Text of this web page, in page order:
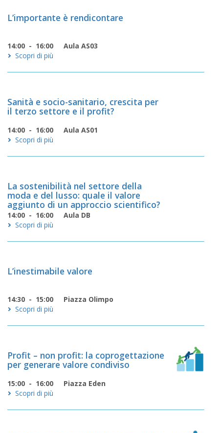
L’importante è rendicontare
14:00 - 16:00
Aula AS03
Scopri di più
Sanità e socio-sanitario, crescita per
il terzo settore e il profit?
14:00 - 16:00
Aula AS01
Scopri di più
La sostenibilità nel settore della
moda e del lusso: quale il valore
aggiunto di un approccio scientifico?
14:00 - 16:00
Aula DB
Scopri di più
L’inestimabile valore
14:30 - 15:00
Piazza Olimpo
Scopri di più
Profit – non profit: la coprogettazione
per generare valore condiviso
15:00 - 16:00
Piazza Eden
Scopri di più